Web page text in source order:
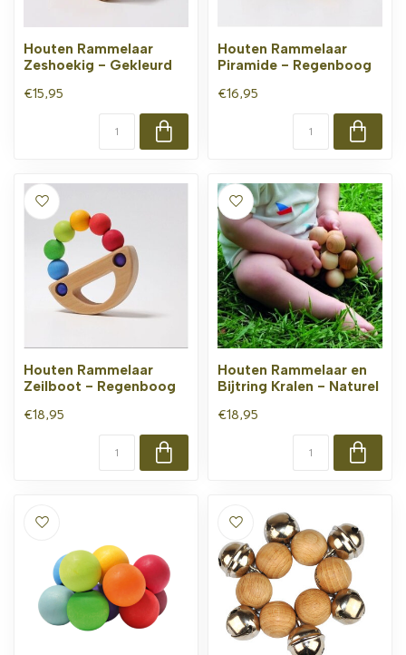
Houten Rammelaar
Zeshoekig - Gekleurd
€15,95
Houten Rammelaar
Piramide - Regenboog
€16,95
Houten Rammelaar
Zeilboot - Regenboog
€18,95
Houten Rammelaar en
Bijtring Kralen - Naturel
€18,95